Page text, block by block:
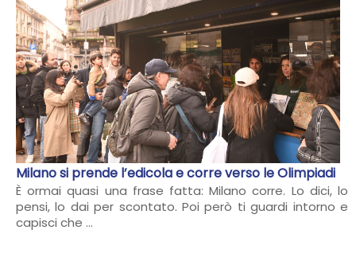
Milano si prende l’edicola e corre verso le Olimpiadi
È ormai quasi una frase fatta: Milano corre. Lo dici, lo
pensi, lo dai per scontato. Poi però ti guardi intorno e
capisci che ...